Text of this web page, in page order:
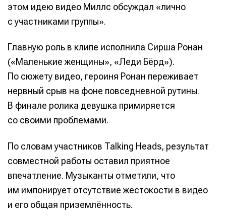
этом идею видео Миллс обсуждал «лично
с участниками группы».
Главную роль в клипе исполнила Сирша Ронан
(«Маленькие женщины», «Леди Бёрд»).
По сюжету видео, героиня Ронан переживает
нервный срыв на фоне повседневной рутины.
В финале ролика девушка примиряется
со своими проблемами.
По словам участников Talking Heads, результат
совместной работы оставил приятное
впечатление. Музыканты отметили, что
им импонирует отсутствие жестокости в видео
и его общая приземлённость.